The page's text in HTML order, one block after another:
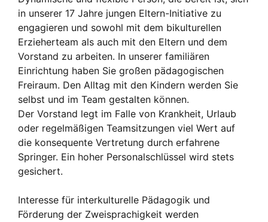
in unserer 17 Jahre jungen Eltern-Initiative zu
engagieren und sowohl mit dem bikulturellen
Erzieherteam als auch mit den Eltern und dem
Vorstand zu arbeiten. In unserer familiären
Einrichtung haben Sie großen pädagogischen
Freiraum. Den Alltag mit den Kindern werden Sie
selbst und im Team gestalten können.
Der Vorstand legt im Falle von Krankheit, Urlaub
oder regelmäßigen Teamsitzungen viel Wert auf
die konsequente Vertretung durch erfahrene
Springer. Ein hoher Personalschlüssel wird stets
gesichert.
Interesse für interkulturelle Pädagogik und
Förderung der Zweisprachigkeit werden